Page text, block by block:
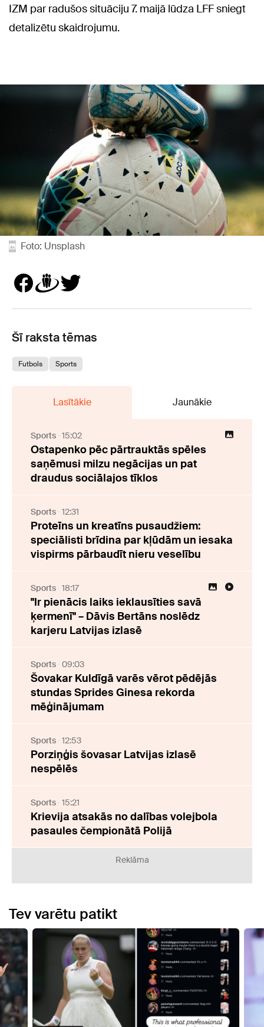
IZM par radušos situāciju 7. maijā lūdza LFF sniegt
detalizētu skaidrojumu.
Foto: Unsplash
Šī raksta tēmas
Futbols Sports
Lasītākie Jaunākie
Sports 15:02
Ostapenko pēc pārtrauktās spēles
saņēmusi milzu negācijas un pat
draudus sociālajos tīklos
Sports 12:31
Proteīns un kreatīns pusaudžiem:
speciālisti brīdina par kļūdām un iesaka
vispirms pārbaudīt nieru veselību
Sports 18:17
"Ir pienācis laiks ieklausīties savā
ķermenī" – Dāvis Bertāns noslēdz
karjeru Latvijas izlasē
Sports 09:03
Šovakar Kuldīgā varēs vērot pēdējās
stundas Sprides Ginesa rekorda
mēģinājumam
Sports 12:53
Porziņģis šovasar Latvijas izlasē
nespēlēs
Sports 15:21
Krievija atsakās no dalības volejbola
pasaules čempionātā Polijā
Reklāma
Tev varētu patikt